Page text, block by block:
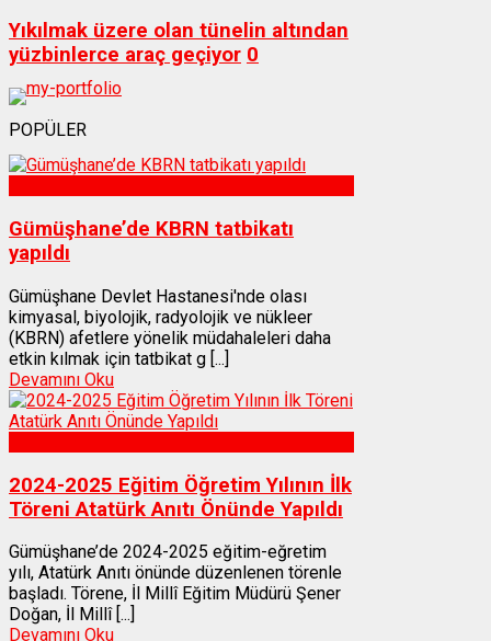
Yıkılmak üzere olan tünelin altından
yüzbinlerce araç geçiyor 0
POPÜLER
Gümüşhane’de KBRN tatbikatı
yapıldı
Gümüşhane Devlet Hastanesi'nde olası
kimyasal, biyolojik, radyolojik ve nükleer
(KBRN) afetlere yönelik müdahaleleri daha
etkin kılmak için tatbikat g [...]
Devamını Oku
2024-2025 Eğitim Öğretim Yılının İlk
Töreni Atatürk Anıtı Önünde Yapıldı
Gümüşhane’de 2024-2025 eğitim-eğretim
yılı, Atatürk Anıtı önünde düzenlenen törenle
başladı. Törene, İl Millî Eğitim Müdürü Şener
Doğan, İl Millî [...]
Devamını Oku